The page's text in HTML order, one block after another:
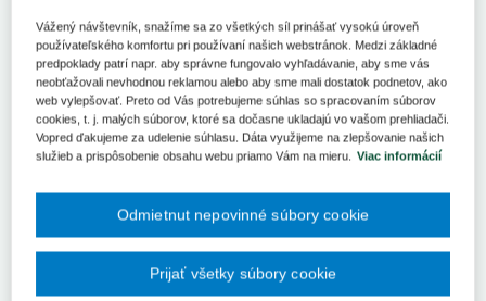
verejnosti. Sme v každodennom kontakte s riaditeľmi jednotlivých
nemocníc a pokiaľ ide o zabezpečenie poskytovania zdravotnej
starostlivosti, stále platí, že toto ohrozené nebude," reagoval na
dnešné vyhlásenia sestier hovorca rezortu Peter Bubla.
Bratislava 7. januára (TASR) - Hromadné výpovede sestier
neohrozia podľa ministerstva zdravotníctva poskytovanie
zdravotnej starostlivosti. "Apelujeme na zástupkyne sestier, aby
každodennom kontakte s riaditeľmi jednotlivých nemocníc a pokiaľ
ide o zabezpečenie poskytovania zdravotnej starostlivosti, stále
sestier hovorca rezortu Peter Bubla.
Ministerstvo poukazuje, že sestier, ktoré stiahli výpoveď v
Vážený návštevník, snažíme sa zo všetkých síl prinášať vysokú úroveň
používateľského komfortu pri používaní našich webstránok. Medzi základné
predpoklady patrí napr. aby správne fungovalo vyhľadávanie, aby sme vás
neobťažovali nevhodnou reklamou alebo aby sme mali dostatok podnetov, ako
web vylepšovať. Preto od Vás potrebujeme súhlas so spracovaním súborov
cookies, t. j. malých súborov, ktoré sa dočasne ukladajú vo vašom prehliadači.
Vopred ďakujeme za udelenie súhlasu. Dáta využijeme na zlepšovanie našich
služieb a prispôsobenie obsahu webu priamo Vám na mieru.
Viac informácií
Odmietnut nepovinné súbory cookie
Prijať všetky súbory cookie